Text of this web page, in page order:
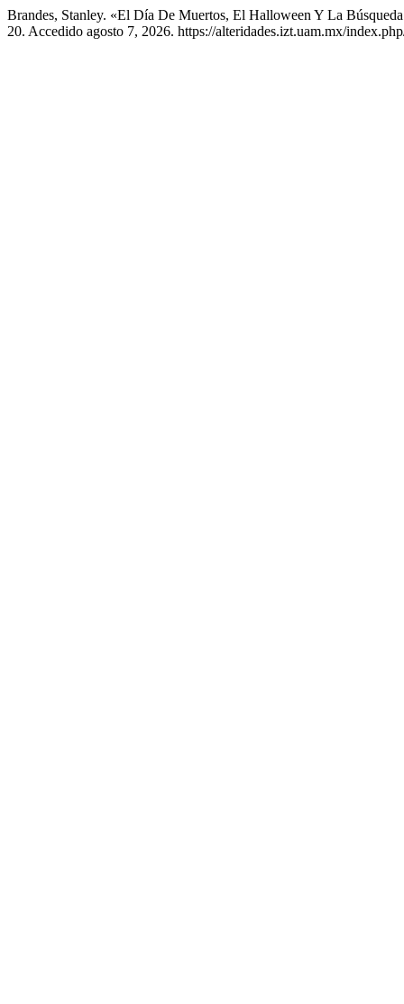
Brandes, Stanley. «El Día De Muertos, El Halloween Y La
20. Accedido agosto 7, 2026. https://alteridades.izt.uam.mx/